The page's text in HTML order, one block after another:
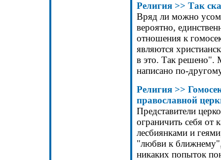
Религия >> Так
Вряд ли можно
вероятно,
отношения к
являются
в это. Так решено".
написано по-
Религия >>
православной
Представители
ограничить себя
лесбиянками и
"любви к
никаких попыток